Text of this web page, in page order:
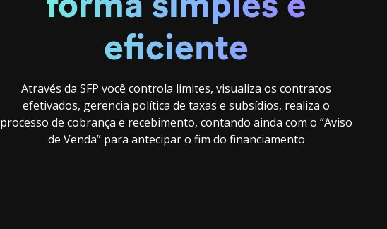
eficiente
Através da SFP você controla limites, visualiza os contratos
efetivados, gerencia política de taxas e subsídios, realiza o
processo de cobrança e recebimento, contando ainda com o “Aviso
de Venda” para antecipar o fim do financiamento